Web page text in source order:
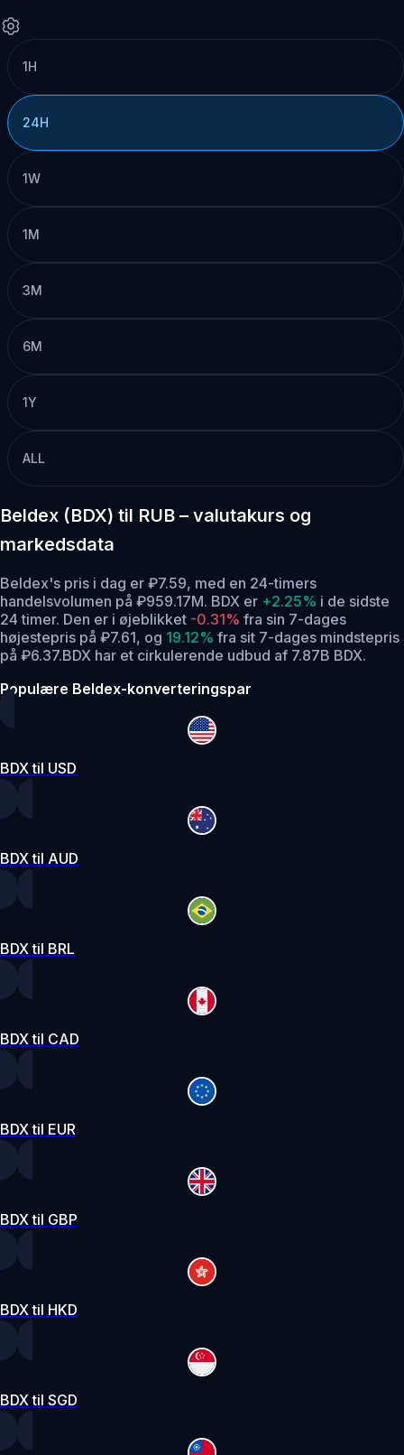
1H
24H
1W
1M
3M
6M
1Y
ALL
Beldex (BDX) til RUB – valutakurs og
markedsdata
Beldex's pris i dag er ₽7.59, med en 24-timers
handelsvolumen på ₽959.17M. BDX er +2.25% i de sidste
24 timer. Den er i øjeblikket -0.31% fra sin 7-dages
højestepris på ₽7.61, og 19.12% fra sit 7-dages mindstepris
på ₽6.37.BDX har et cirkulerende udbud af 7.87B BDX.
Populære Beldex-konverteringspar
BDX til USD
BDX til AUD
BDX til BRL
BDX til CAD
BDX til EUR
BDX til GBP
BDX til HKD
BDX til SGD